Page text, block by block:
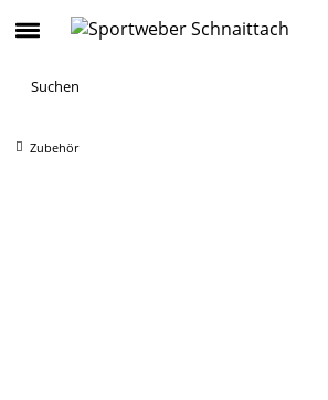
Zubehör